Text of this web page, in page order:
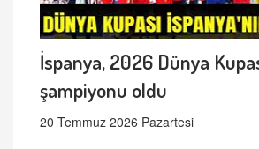
İspanya, 2026 Dünya
şampiyonu oldu
20 Temmuz 2026 Pazartesi